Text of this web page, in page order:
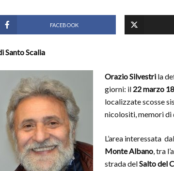
FACEBOOK
Santo Scalia
Orazio Silvestri la
giorni: il 22 marzo
localizzate scosse
nicolositi, memori di
L’area interessata
Monte Albano, tra
strada delSalto del